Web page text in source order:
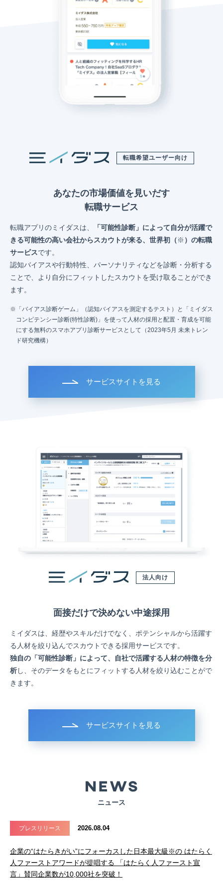
転職希望ユーザー向け
あなたの市場価値を見いだす
転職サービス
転職アプリのミイダスは、
「可能性診断」によって自分が活躍で
きる可能性の高い会社からスカウトが来る、世界初（※ ）の転職
サービスです。
認知バイアスや行動特性、パーソナリティなどを診断・分析する
ことで、より自分にフィットしたスカウトを受け取ることができ
ます。
「バイアス診断ゲーム」（認知バイアスを測定するテスト）と「ミイダス
コンピテンシー診断(特性診断)」を使って人材の採用と配置・育成を可能
にする無料のスマホアプリ診断サービスとして（2023年5月 未来トレン
ド研究機構）
サービスサイトを見る
法人向け
面接だけで決めない中途採用
ミイダスは、経歴やスキルだけでなく、ポテンシャルから活躍す
る人材を絞り込んでスカウトできる採用サービスです。
独自の「可能性診断」によって、自社で活躍する人材の特徴を分
析し、そのデータをもとにフィットする人材を絞り込むことがで
きます。
サービスサイトを見る
ニュース
プレスリリース 2026.08.04
企業の“はたらきがい”にフォーカスした日本最大級※の はたらく
人ファーストアワードが提唱する 「はたらく人ファースト宣
言」賛同企業数が10,000社を突破！